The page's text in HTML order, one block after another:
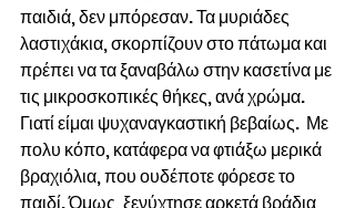
παιδιά, δεν μπόρεσαν. Τα μυριάδες
λαστιχάκια, σκορπίζουν στο πάτωμα και
πρέπει να τα ξαναβάλω στην κασετίνα με
τις μικροσκοπικές θήκες, ανά χρώμα.
Γιατί είμαι ψυχαναγκαστική βεβαίως.  Με
πολυ κόπο, κατάφερα να φτιάξω μερικά
βραχιόλια, που ουδέποτε φόρεσε το